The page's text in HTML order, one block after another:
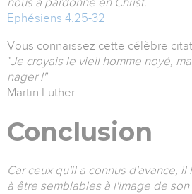
Ephésiens 4.25-32
Vous connaissez cette célèbre
"Je croyais le vieil homme noyé,
nager !"
Martin Luther
Conclusion
Car ceux qu'il a connus d'avance,
à être semblables à l'image de son